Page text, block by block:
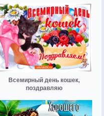
Всемирный день кошек,
поздравляю